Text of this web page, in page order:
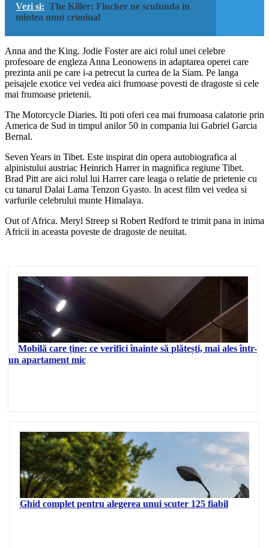
Vezi si: The Killer: Fincher ne scufunda in
mintea unui criminal
Anna and the King. Jodie Foster are aici rolul unei celebre
profesoare de engleza Anna Leonowens in adaptarea operei care
prezinta anii pe care i-a petrecut la curtea de la Siam. Pe langa
peisajele exotice vei vedea aici frumoase povesti de dragoste si cele
mai frumoase prietenii.
The Motorcycle Diaries. Iti poti oferi cea mai frumoasa calatorie prin
America de Sud in timpul anilor 50 in compania lui Gabriel Garcia
Bernal.
Seven Years in Tibet. Este inspirat din opera autobiografica al
alpinistului austriac Heinrich Harrer in magnifica regiune Tibet.
Brad Pitt are aici rolul lui Harrer care leaga o relatie de prietenie cu
cu tanarul Dalai Lama Tenzon Gyasto. In acest film vei vedea si
varfurile celebrului munte Himalaya.
Out of Africa. Meryl Streep si Robert Redford te trimit pana in inima
Africii in aceasta poveste de dragoste de neuitat.
Mobilă care ține: ce verifici înainte să plătești, mai ales într-
un apartament mic
Ghid complet pentru alegerea unui scuter 125 fiabil